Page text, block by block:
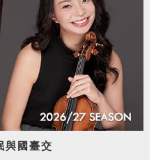
與國臺交